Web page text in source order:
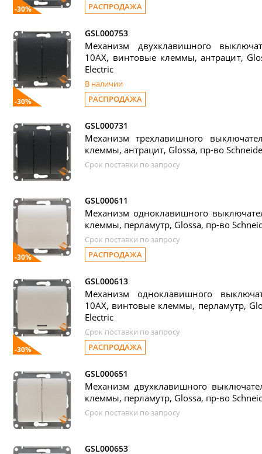
-30%
РАСПРОДАЖА
-30%
GSL000753
Механизм двухклавишного
10АХ, винтовые клеммы, антрацит,
Electric
В наличии
РАСПРОДАЖА
GSL000731
Механизм трехлавишного
клеммы, антрацит, Glossa, пр-во
Срок поставки по запросу
-30%
GSL000611
Механизм одноклавишного
клеммы, перламутр, Glossa, пр-во
Срок поставки по запросу
РАСПРОДАЖА
-30%
GSL000613
Механизм одноклавишного
10АХ, винтовые клеммы, перламутр,
Electric
Срок поставки по запросу
РАСПРОДАЖА
GSL000651
Механизм двухклавишного
клеммы, перламутр, Glossa, пр-во
Срок поставки по запросу
GSL000653